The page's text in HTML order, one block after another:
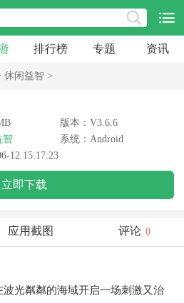
排行榜 专题 资讯
休闲益智 >
版本：V3.6.6
智
系统：Android
12 15:17:23
立即下载
应用截图 评论 0
光粼粼的海域开启一场刺激又治